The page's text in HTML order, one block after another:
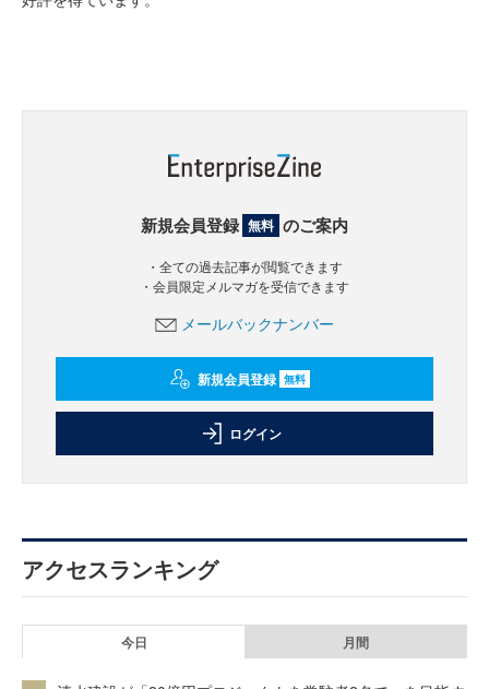
新規会員登録 無料 のご案内
・全ての過去記事が閲覧できます
・会員限定メルマガを受信できます
メールバックナンバー
新規会員登録 無料
ログイン
アクセスランキング
今日 月間